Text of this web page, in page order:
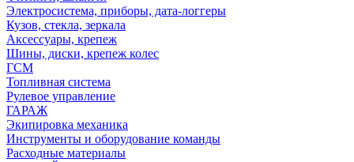
Электросистема, приборы, дата-логгеры
Кузов, стекла, зеркала
Аксессуары, крепеж
Шины, диски, крепеж колес
ГСМ
Топливная система
Рулевое управление
ГАРАЖ
Экипировка механика
Инструменты и оборудование команды
Расходные материалы